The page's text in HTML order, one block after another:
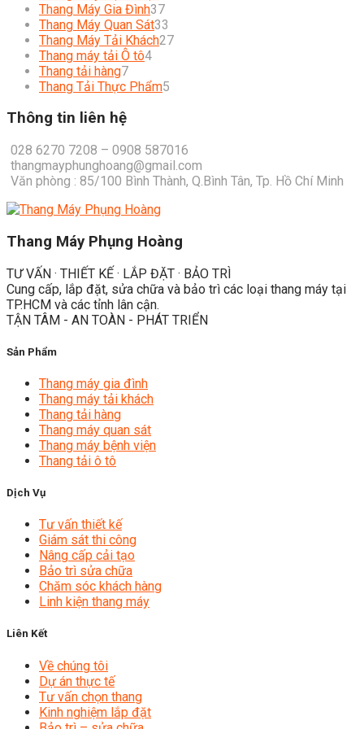
Thang Máy Gia Đình3737
products
Thang Máy Quan Sát33
products
Thang Máy Tải Khách2727
Thang máy tải Ô tô44
Thang tải hàng77
products
Thang Tải Thực Phẩm5
Thông tin liên hệ
028 6270 7208 – 0908 587016
thangmayphunghoang@gmail.com
Văn phòng : 85/100 Bình Thành, Q.Bình Tân, Tp. Hồ Chí Minh
Thang Máy Phụng Hoàng
TƯ VẤN · THIẾT KẾ · LẮP ĐẶT · BẢO TRÌ
Cung cấp, lắp đặt, sửa chữa và bảo trì các loại thang máy tại
TP.HCM và các tỉnh lân cận.
TẬN TÂM - AN TOÀN - PHÁT TRIỂN
Sản Phẩm
Thang máy gia đình
Thang máy tải khách
Thang tải hàng
Thang máy quan sát
Thang máy bệnh viện
Thang tải ô tô
Dịch Vụ
Tư vấn thiết kế
Giám sát thi công
Nâng cấp cải tạo
Bảo trì sửa chữa
Chăm sóc khách hàng
Linh kiện thang máy
Liên Kết
Về chúng tôi
Dự án thực tế
Tư vấn chọn thang
Kinh nghiệm lắp đặt